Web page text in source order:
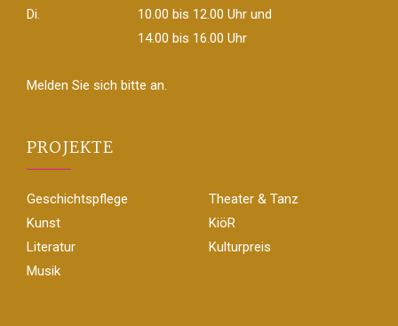
Di.
10.00 bis 12.00 Uhr und
14.00 bis 16.00 Uhr
Melden Sie sich bitte an.
PROJEKTE
Geschichtspflege
Theater & Tanz
Kunst
KiöR
Literatur
Kulturpreis
Musik